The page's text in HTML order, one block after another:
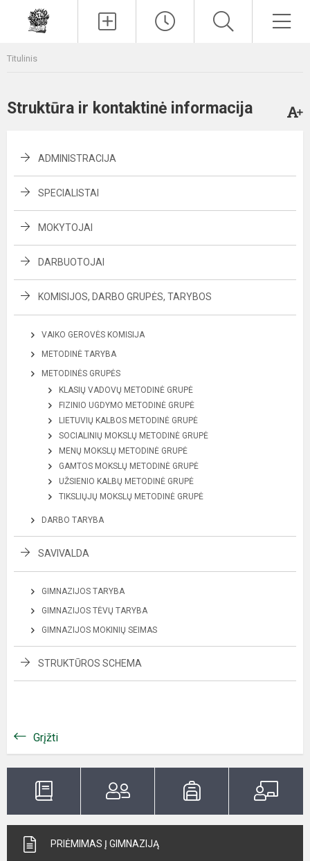
Titulinis
Struktūra ir kontaktinė informacija
ADMINISTRACIJA
SPECIALISTAI
MOKYTOJAI
DARBUOTOJAI
KOMISIJOS, DARBO GRUPĖS, TARYBOS
VAIKO GEROVĖS KOMISIJA
METODINĖ TARYBA
METODINĖS GRUPĖS
KLASIŲ VADOVŲ METODINĖ GRUPĖ
FIZINIO UGDYMO METODINĖ GRUPĖ
LIETUVIŲ KALBOS METODINĖ GRUPĖ
SOCIALINIŲ MOKSLŲ METODINĖ GRUPĖ
MENŲ MOKSLŲ METODINĖ GRUPĖ
GAMTOS MOKSLŲ METODINĖ GRUPĖ
UŽSIENIO KALBŲ METODINĖ GRUPĖ
TIKSLIŲJŲ MOKSLŲ METODINĖ GRUPĖ
DARBO TARYBA
SAVIVALDA
GIMNAZIJOS TARYBA
GIMNAZIJOS TĖVŲ TARYBA
GIMNAZIJOS MOKINIŲ SEIMAS
STRUKTŪROS SCHEMA
Grįžti
PRIĖMIMAS Į GIMNAZIJĄ